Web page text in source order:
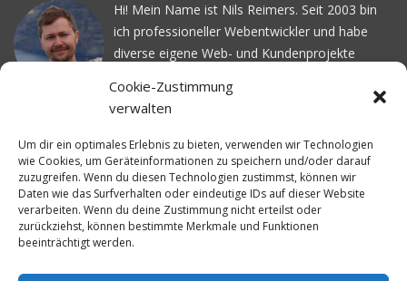
Cookie-Zustimmung
verwalten
Um dir ein optimales Erlebnis zu bieten, verwenden wir Technologien
wie Cookies, um Geräteinformationen zu speichern und/oder darauf
zuzugreifen. Wenn du diesen Technologien zustimmst, können wir
Daten wie das Surfverhalten oder eindeutige IDs auf dieser Website
verarbeiten. Wenn du deine Zustimmung nicht erteilst oder
zurückziehst, können bestimmte Merkmale und Funktionen
beeinträchtigt werden.
Hi! Mein Name ist Nils Reimers. Seit 2003 bin
ich professioneller Webentwickler und habe
diverse eigene Web- und Kundenprojekte
schwierig ist gutes Webhosting zu finden: Bei
vielen Anbietern ärgert man sich über
Serverausfälleoder überlangsame
Ladezeiten. Deswegen habe ich im Mai 2016
angefangen, die bekanntesten Webhoster
systematisch zu testen und deren
Erreichbarkeit und Ladezeit für eine typische
Website basierend auf dem beliebten CMS-
System WordPress zu protokollieren. Auf